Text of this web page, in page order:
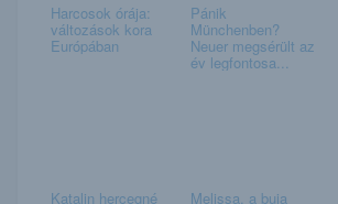
Harcosok órája:
változások kora
Európában
Pánik
Münchenben?
Neuer megsérült az
év legfontosa...
Katalin hercegné Melissa, a buja